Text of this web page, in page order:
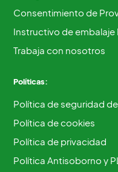
Consentimiento de
Instructivo de embalaje
Trabaja con nosotros
Políticas:
Política de seguridad
Política de cookies
Política de privacidad
Política Antisoborno y